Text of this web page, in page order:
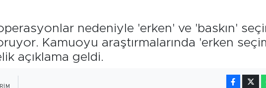
nedeniyle 'erken' ve 'baskın'
Kamuoyu araştırmalarında 'erken
açıklama geldi.